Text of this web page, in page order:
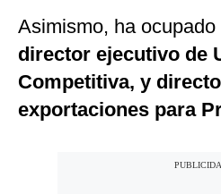
Asimismo, ha
director ejecutivo de
Competitiva, y
exportaciones para